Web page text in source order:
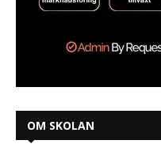
OM SKOLAN